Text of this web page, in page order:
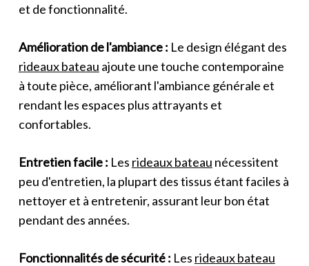
et de fonctionnalité.
Amélioration de l'ambiance : Le design élégant des
rideaux bateau ajoute une touche contemporaine
à toute pièce, améliorant l'ambiance générale et
rendant les espaces plus attrayants et
confortables.
Entretien facile : Les rideaux bateau nécessitent
peu d'entretien, la plupart des tissus étant faciles à
nettoyer et à entretenir, assurant leur bon état
pendant des années.
Fonctionnalités de sécurité : Les rideaux bateau